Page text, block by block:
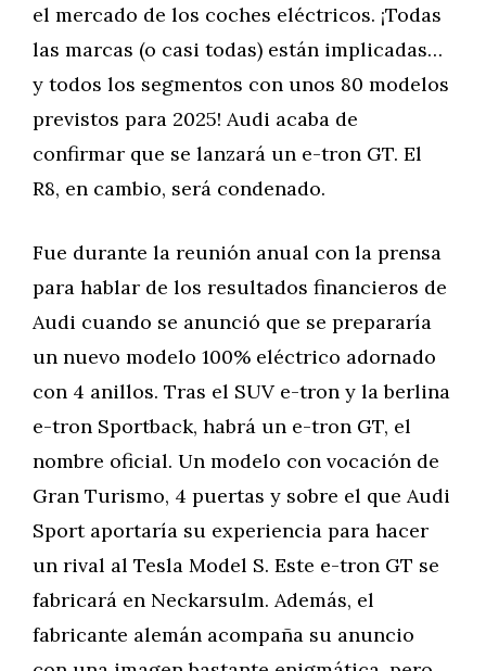
el mercado de los coches eléctricos. ¡Todas
las marcas (o casi todas) están implicadas…
y todos los segmentos con unos 80 modelos
previstos para 2025! Audi acaba de
confirmar que se lanzará un e-tron GT. El
R8, en cambio, será condenado.
Fue durante la reunión anual con la prensa
para hablar de los resultados financieros de
Audi cuando se anunció que se prepararía
un nuevo modelo 100% eléctrico adornado
con 4 anillos. Tras el SUV e-tron y la berlina
e-tron Sportback, habrá un e-tron GT, el
nombre oficial. Un modelo con vocación de
Gran Turismo, 4 puertas y sobre el que Audi
Sport aportaría su experiencia para hacer
un rival al Tesla Model S. Este e-tron GT se
fabricará en Neckarsulm. Además, el
fabricante alemán acompaña su anuncio